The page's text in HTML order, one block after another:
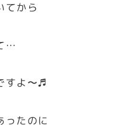
てから
…
すよ〜♬
ったのに